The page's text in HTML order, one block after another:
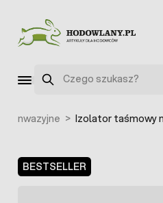
Szukaj
> Izolator taśmowy
BESTSELLER